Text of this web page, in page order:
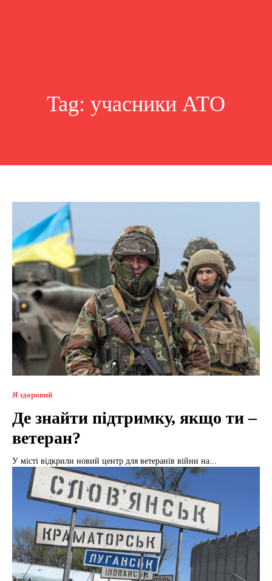
Tag: учасники АТО
Я здоровий
Де знайти підтримку, якщо ти –
ветеран?
У місті відкрили новий центр для ветеранів війни на...